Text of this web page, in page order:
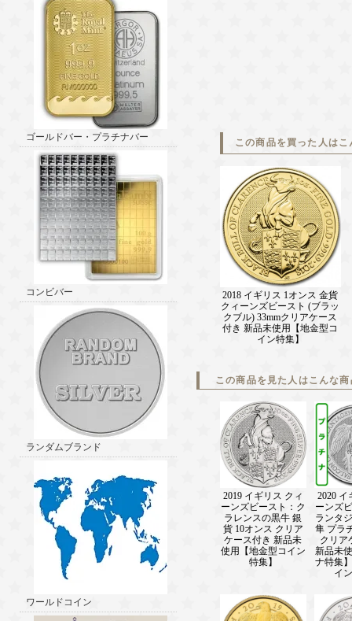
ゴールドバー・プラチナバー
コンビバー
ランダムブランド
ワールドコイン
この商品を買った人は
2018 イギリス 1オンス 金貨
クィーンズビースト (ブラッ
クブル) 33mmクリアケース
付き 新品未使用【地金型コ
イン特集】
この商品を見た人はこんな
2019 イギリス クィ
ーンズビースト：ク
ラレンスの黒牛 銀
貨 10オンス クリア
ケース付き 新品未
使用【地金型コイン
特集】
2020 イ
ーンズ
ランタ
隼 プラ
クリア
新品未
ナ特集
イ